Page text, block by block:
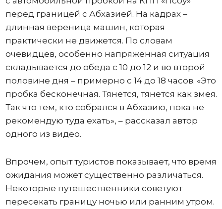
перед границей с Абхазией. На кадрах –
длинная вереница машин, которая
практически не движется. По словам
очевидцев, особенно напряженная ситуация
складывается до обеда с 10 до 12 и во второй
половине дня – примерно с 14 до 18 часов. «Это
пробка бесконечная. Тянется, тянется как змея.
Так что тем, кто собрался в Абхазию, пока не
рекомендую туда ехать», – рассказал автор
одного из видео.
Впрочем, опыт туристов показывает, что время
ожидания может существенно различаться.
Некоторые путешественники советуют
пересекать границу ночью или ранним утром.